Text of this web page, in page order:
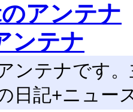
アンテナ
ンテナ
ンテナです
日記+ニュー